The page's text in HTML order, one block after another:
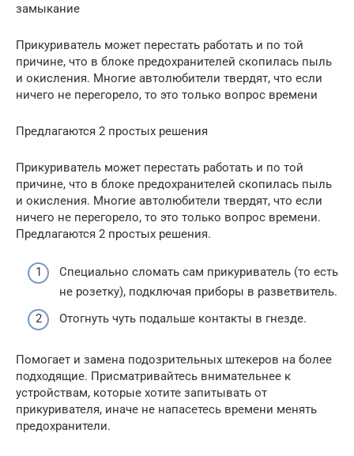
замыкание
Прикуриватель может перестать работать и по той
причине, что в блоке предохранителей скопилась пыль
и окисления. Многие автолюбители твердят, что если
ничего не перегорело, то это только вопрос времени
Предлагаются 2 простых решения
Прикуриватель может перестать работать и по той
причине, что в блоке предохранителей скопилась пыль
и окисления. Многие автолюбители твердят, что если
ничего не перегорело, то это только вопрос времени.
Предлагаются 2 простых решения.
Специально сломать сам прикуриватель (то есть
не розетку), подключая приборы в разветвитель.
Отогнуть чуть подальше контакты в гнезде.
Помогает и замена подозрительных штекеров на более
подходящие. Присматривайтесь внимательнее к
устройствам, которые хотите запитывать от
прикуривателя, иначе не напасетесь времени менять
предохранители.